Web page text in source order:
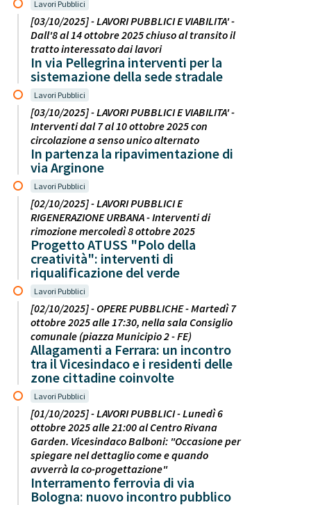
Lavori Pubblici
[03/10/2025] - LAVORI PUBBLICI E VIABILITA' -
Dall'8 al 14 ottobre 2025 chiuso al transito il
tratto interessato dai lavori
In via Pellegrina interventi per la
sistemazione della sede stradale
Lavori Pubblici
[03/10/2025] - LAVORI PUBBLICI E VIABILITA' -
Interventi dal 7 al 10 ottobre 2025 con
circolazione a senso unico alternato
In partenza la ripavimentazione di
via Arginone
Lavori Pubblici
[02/10/2025] - LAVORI PUBBLICI E
RIGENERAZIONE URBANA - Interventi di
rimozione mercoledì 8 ottobre 2025
Progetto ATUSS "Polo della
creatività": interventi di
riqualificazione del verde
Lavori Pubblici
[02/10/2025] - OPERE PUBBLICHE - Martedì 7
ottobre 2025 alle 17:30, nella sala Consiglio
comunale (piazza Municipio 2 - FE)
Allagamenti a Ferrara: un incontro
tra il Vicesindaco e i residenti delle
zone cittadine coinvolte
Lavori Pubblici
[01/10/2025] - LAVORI PUBBLICI - Lunedì 6
ottobre 2025 alle 21:00 al Centro Rivana
Garden. Vicesindaco Balboni: "Occasione per
spiegare nel dettaglio come e quando
avverrà la co-progettazione"
Interramento ferrovia di via
Bologna: nuovo incontro pubblico